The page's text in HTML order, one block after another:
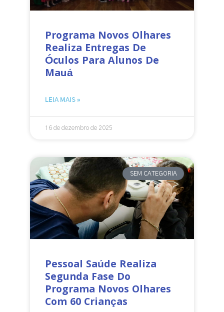
Programa Novos Olhares
Realiza Entregas De
Óculos Para Alunos De
Mauá
LEIA MAIS »
16 de dezembro de 2025
SEM CATEGORIA
Pessoal Saúde Realiza
Segunda Fase Do
Programa Novos Olhares
Com 60 Crianças